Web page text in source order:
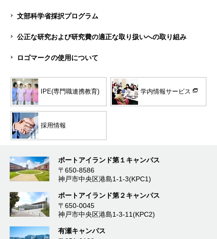
文部科学省採択プログラム
公正な研究および研究費の適正な取り扱いへの取り組み
ロゴマークの使用について
IPE(専門職連携教育) 学内情報サービス
採用情報
ポートアイランド第１キャンパス
〒650-8586
神戸市中央区港島1-1-3(KPC1)
ポートアイランド第２キャンパス
〒650-0045
神戸市中央区港島1-3-11(KPC2)
有瀬キャンパス